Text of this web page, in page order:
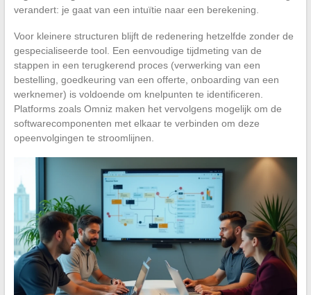
verandert: je gaat van een intuïtie naar een berekening.
Voor kleinere structuren blijft de redenering hetzelfde zonder de
gespecialiseerde tool. Een eenvoudige tijdmeting van de
stappen in een terugkerend proces (verwerking van een
bestelling, goedkeuring van een offerte, onboarding van een
werknemer) is voldoende om knelpunten te identificeren.
Platforms zoals Omniz maken het vervolgens mogelijk om de
softwarecomponenten met elkaar te verbinden om deze
opeenvolgingen te stroomlijnen.